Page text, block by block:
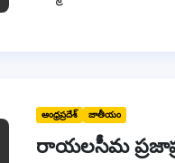
ఆంధ్రప్రదేశ్ జాతీయం
రాయలసీమ